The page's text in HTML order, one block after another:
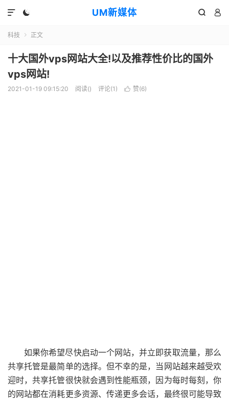
UM新媒体
  

科技  正文
十大国外vps网站大全!以及推荐性价比的国外
vps网站!
2021-01-19 09:15:20 阅读() 评论(1)  赞(6)
如果你希望尽快启动一个网站，并立即获取流量，那么
共享托管是最简单的选择。但不幸的是，当网站越来越受欢
迎时，共享托管很快就会遇到性能瓶颈，因为每时每刻，你
的网站都在消耗更多资源、传递更多会话，最终很可能导致